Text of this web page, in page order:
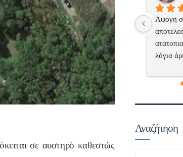
σε αυστηρό καθεστώς
Άψογη στη συνεργασία ,
αποτελεσματική,Συνεπής,κ
ατατοπιστική.Με λίγα
λόγια άριστη
Επαγγελματίας ,πάντα με
το χαμόγελο.Την
Ευχαριστώ πολύ και την
ΣΥΣΤΗΝΩ ανεπιφύλακτα..
Αναζήτηση